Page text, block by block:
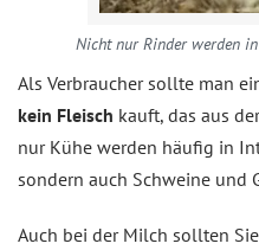
Nicht nur Rinder werden
Als Verbraucher sollte man
kein Fleisch kauft, das aus
nur Kühe werden häufig in
sondern auch Schweine und
Auch bei der Milch sollten